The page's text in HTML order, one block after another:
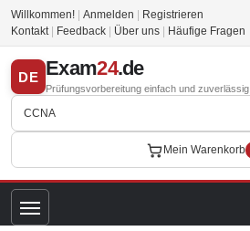
Willkommen! Anmelden
Registrieren
Kontakt
Feedback Über uns Häufige Fragen
DE Exam24.de
Prüfungsvorbereitung einfach und zuverlässig
Mein Warenkorb